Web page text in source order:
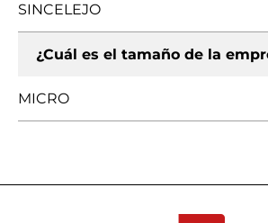
SINCELEJO
¿Cuál es el tamaño de la
MICRO